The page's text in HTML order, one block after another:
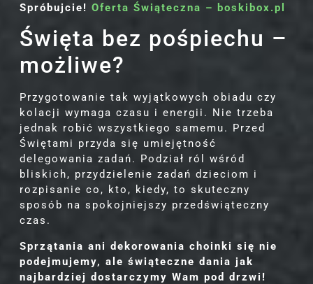
Spróbujcie! Oferta Świąteczna – boskibox.pl
Święta bez pośpiechu –
możliwe?
Przygotowanie tak wyjątkowych obiadu czy
kolacji wymaga czasu i energii. Nie trzeba
jednak robić wszystkiego samemu. Przed
Świętami przyda się umiejętność
delegowania zadań. Podział ról wśród
bliskich, przydzielenie zadań dzieciom i
rozpisanie co, kto, kiedy, to skuteczny
sposób na spokojniejszy przedświąteczny
czas.
Sprzątania ani dekorowania choinki się nie
podejmujemy, ale świąteczne dania jak
najbardziej dostarczymy Wam pod drzwi!